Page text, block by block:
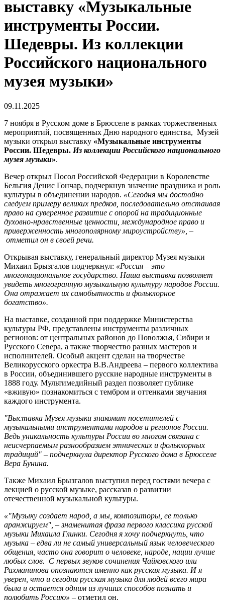
выставку «Музыкальные
инструменты России.
Шедевры. Из коллекции
Российского национального
музея музыки»
09.11.2025
7 ноября в Русском доме в Брюсселе в рамках торжественных
мероприятий, посвященных Дню народного единства, Музей
музыки открыл выставку «Музыкальные инструменты
России. Шедевры. Из коллекции Российского национального
музея музыки».
Вечер открыл Посол Российской Федерации в Королевстве
Бельгия Денис Гончар, подчеркнув значение праздника и роль
культуры в объединении народов. «Сегодня мы достойно
следуем примеру великих предков, последовательно отстаивая
право на суверенное развитие с опорой на традиционные
духовно-нравственные ценности, международное право и
приверженность многополярному мироустройству», –
отметил он в своей речи.
Открывая выставку, генеральный директор Музея музыки
Михаил Брызгалов подчеркнул: «Россия – это
многонациональное государство. Наша выставка позволяет
увидеть многогранную музыкальную культуру народов России.
Она отражает их самобытность и фольклорное
богатство».
На выставке, созданной при поддержке Министерства
культуры РФ, представлены инструменты различных
регионов: от центральных районов до Поволжья, Сибири и
Русского Севера, а также творчество разных мастеров и
исполнителей. Особый акцент сделан на творчестве
Великорусского оркестра В.В.Андреева – первого коллектива
в России, объединившего русские народные инструменты в
1888 году. Мультимедийный раздел позволяет публике
«вживую» познакомиться с тембром и оттенками звучания
каждого инструмента.
"Выставка Музея музыки знакомит посетителей с
музыкальными инструментами народов и регионов России.
Ведь уникальность культуры России во многом связана с
неисчерпаемым разнообразием этнических и фольклорных
традиций" – подчеркнула директор Русского дома в Брюсселе
Вера Бунина.
Также Михаил Брызгалов выступил перед гостями вечера с
лекцией о русской музыке, рассказав о развитии
отечественной музыкальной культуры.
«"Музыку создает народ, а мы, композиторы, ее только
аранжируем", – знаменитая фраза первого классика русской
музыки Михаила Глинки. Сегодня я хочу подчеркнуть, что
музыка – едва ли не самый универсальный язык человеческого
общения, часто она говорит о человеке, народе, нации лучше
любых слов. С первых звуков сочинения Чайковского или
Рахманинова опознаются именно как русская музыка. И я
уверен, что и сегодня русская музыка для людей всего мира
была и остается одним из лучших способов познать и
полюбить Россию» – отметил он.